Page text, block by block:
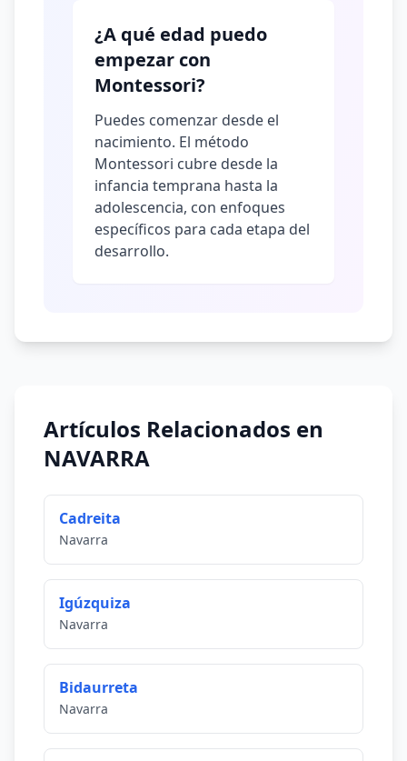
¿A qué edad puedo
empezar con
Montessori?
Puedes comenzar desde el
nacimiento. El método
Montessori cubre desde la
infancia temprana hasta la
adolescencia, con enfoques
específicos para cada etapa del
desarrollo.
Artículos Relacionados en
NAVARRA
Cadreita
Navarra
Igúzquiza
Navarra
Bidaurreta
Navarra